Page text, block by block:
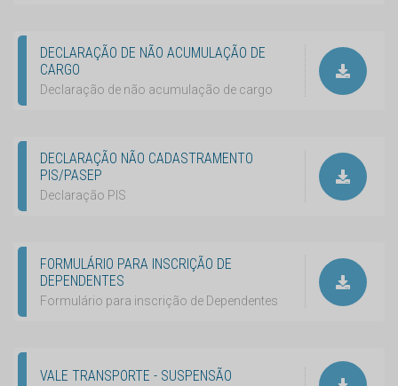
DECLARAÇÃO DE NÃO ACUMULAÇÃO DE
CARGO
Declaração de não acumulação de cargo
DECLARAÇÃO NÃO CADASTRAMENTO
PIS/PASEP
Declaração PIS
FORMULÁRIO PARA INSCRIÇÃO DE
DEPENDENTES
Formulário para inscrição de Dependentes
VALE TRANSPORTE - SUSPENSÃO